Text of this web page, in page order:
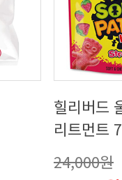
리트먼트
24,000원